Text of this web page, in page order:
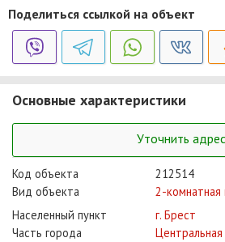
Поделиться ссылкой на объект
Основные характеристики
Уточнить адрес
Код объекта
212514
Вид объекта
2-комнатная
Населенный пункт
г. Брест
Часть города